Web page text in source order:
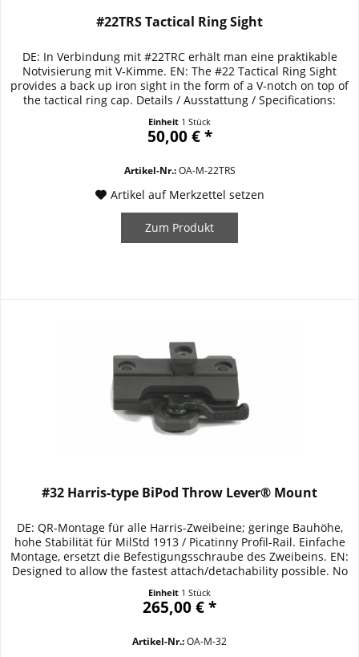
#22TRS Tactical Ring Sight
DE: In Verbindung mit #22TRC erhält man eine praktikable
Notvisierung mit V-Kimme. EN: The #22 Tactical Ring Sight
provides a back up iron sight in the form of a V-notch on top of
the tactical ring cap. Details / Ausstattung / Specifications:
attaches to the #22 TRC Stahl / Steel
Einheit 1 Stück
50,00 € *
Artikel-Nr.:OA-M-22TRS
Artikel auf Merkzettel setzen
Zum Produkt
#32 Harris-type BiPod Throw Lever® Mount
DE: QR-Montage für alle Harris-Zweibeine; geringe Bauhöhe,
hohe Stabilität für MilStd 1913 / Picatinny Profil-Rail. Einfache
Montage, ersetzt die Befestigungsschraube des Zweibeins. EN:
Designed to allow the fastest attach/detachability possible. No
assembly and install the Throw Lever assembly, designed to
allow the...
Einheit 1 Stück
265,00 € *
Artikel-Nr.:OA-M-32